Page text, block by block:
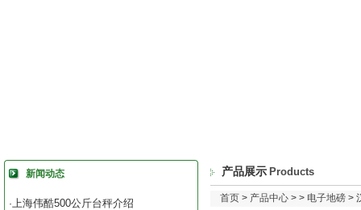
新闻动态
·上海伟酷500公斤台秤介绍
产品展示 Products
首页 > 产品中心 > > 电子地磅 >